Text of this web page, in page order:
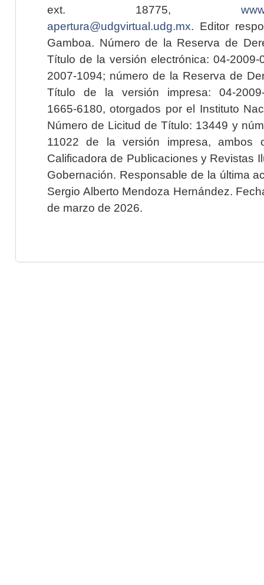
ext. 18775,
apertura@udgvirtual.udg.mx. Editor
Gamboa. Número de la Reserva de
Título de la versión electrónica: 04-2009-
2007-1094; número de la Reserva de
Título de la versión impresa: 04-2009-
1665-6180, otorgados por el Instituto
Número de Licitud de Título: 13449 y
11022 de la versión impresa, ambos
Calificadora de Publicaciones y Revistas
Gobernación. Responsable de la última
Sergio Alberto Mendoza Hernández.
de marzo de 2026.